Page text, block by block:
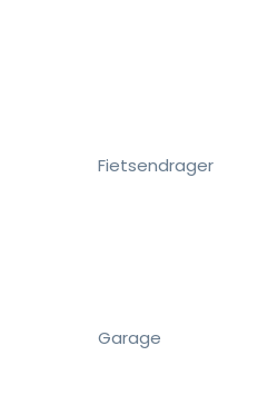
Fietsendrager
Garage